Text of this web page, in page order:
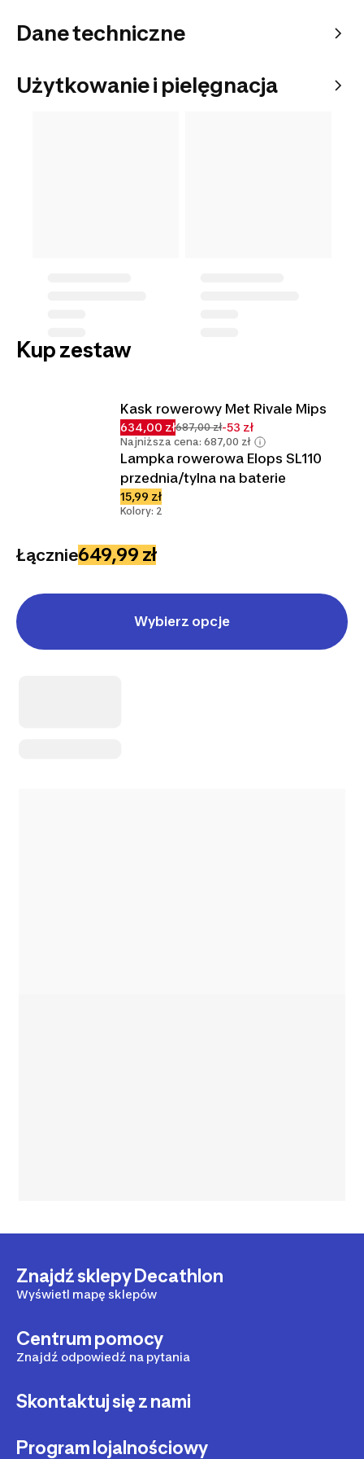
Dane techniczne
Użytkowanie i pielęgnacja
Kup zestaw
Kask rowerowy Met Rivale Mips
634,00 zł687,00 zł-53 zł
Najniższa cena: 687,00 zł
Lampka rowerowa Elops SL110
przednia/tylna na baterie
15,99 zł
Kolory: 2
Łącznie649,99 zł
Wybierz opcje
Znajdź sklepy Decathlon
Wyświetl mapę sklepów
Centrum pomocy
Znajdź odpowiedź na pytania
Skontaktuj się z nami
Program lojalnościowy